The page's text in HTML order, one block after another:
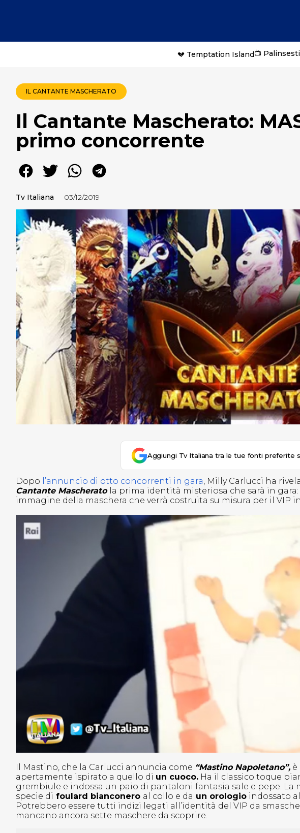
💔 Temptation Island📺
IL CANTANTE MASCHERATO
Il Cantante Mascherato:
primo concorrente
Tv Italiana 03/12/2019
Aggiungi Tv Italiana tra le tue fonti preferite
Dopo l’annuncio di otto concorrenti in gara, Milly Carlucci ha
Cantante Mascherato la prima identità misteriosa che sarà in gara:
immagine della maschera che verrà costruita su misura per il VIP
Il Mastino, che la Carlucci annuncia come “Mastino Napoletano”, è
apertamente ispirato a quello di un cuoco. Ha il classico toque
grembiule e indossa un paio di pantaloni fantasia sale e pepe. La
specie di foulard bianconero al collo e da un orologio indossato
Potrebbero essere tutti indizi legati all’identità del VIP da
mancano ancora sette maschere da scoprire.